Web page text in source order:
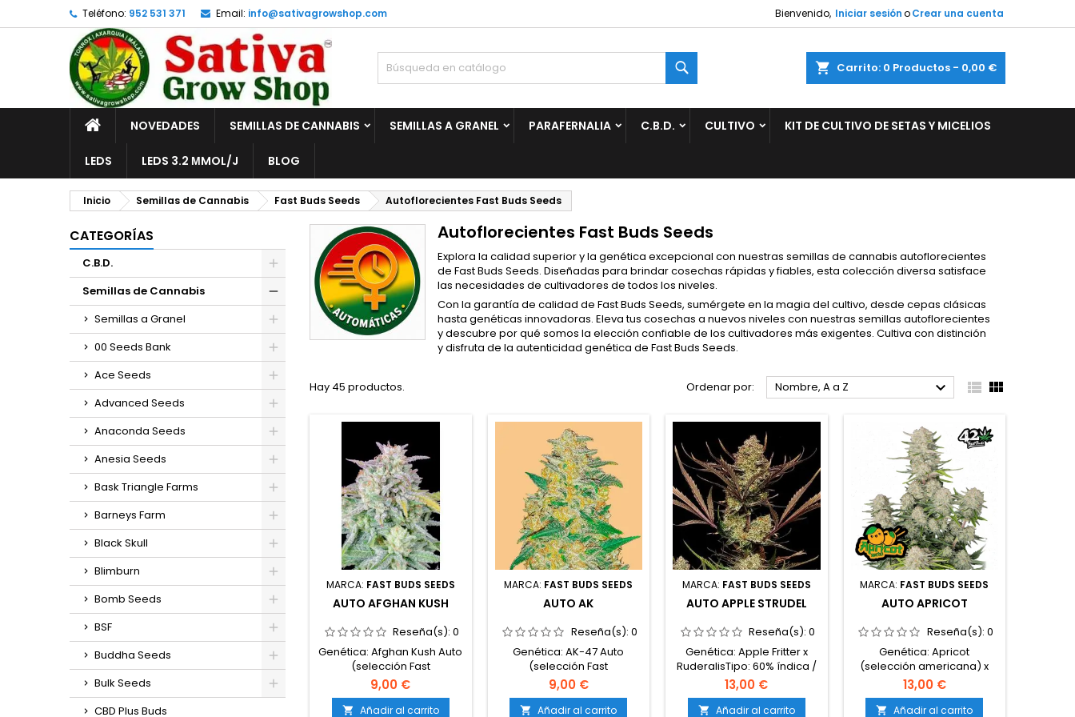
Teléfono: 952 531 371 Email: info@sativagrowshop.com Bienvenido, Iniciar sesiónoCrear una cuenta
Carrito 0 Productos - 0,00 €
INICIONOVEDADES SEMILLAS DE CANNABIS SEMILLAS A GRANEL PARAFERNALIA C.B.D. CULTIVO KIT DE CULTIVO DE SETAS Y MICELIOS
LEDS LEDS 3.2 ΜMOL/J BLOG
Inicio Semillas de Cannabis Fast Buds Seeds Autoflorecientes Fast Buds Seeds
CATEGORÍAS
C.B.D.
Semillas de Cannabis
Semillas a Granel
00 Seeds Bank
Ace Seeds
Advanced Seeds
Anaconda Seeds
Anesia Seeds
Bask Triangle Farms
Barneys Farm
Black Skull
Blimburn
Bomb Seeds
BSF
Buddha Seeds
Bulk Seeds
CBD Plus Buds
Autoflorecientes Fast Buds Seeds
Explora la calidad superior y la genética excepcional con nuestras semillas de cannabis autoflorecientes
de Fast Buds Seeds. Diseñadas para brindar cosechas rápidas y fiables, esta colección diversa satisface
las necesidades de cultivadores de todos los niveles.
Con la garantía de calidad de Fast Buds Seeds, sumérgete en la magia del cultivo, desde cepas clásicas
hasta genéticas innovadoras. Eleva tus cosechas a nuevos niveles con nuestras semillas autoflorecientes
y descubre por qué somos la elección confiable de los cultivadores más exigentes. Cultiva con distinción
y disfruta de la autenticidad genética de Fast Buds Seeds.
Hay 45 productos. Ordenar por: Nombre, A a Z   
MARCA: FAST BUDS SEEDS
AUTO AFGHAN KUSH
Reseña(s):0
Genética: Afghan Kush Auto
(selección Fast
Buds)Tipo: 85% índica / 15%
sativaContenido de
THC: 20-22%Ciclo
9,00 €
 Añadir al carrito
MARCA: FAST BUDS SEEDS
AUTO AK
Reseña(s): 0
Genética: AK-47 Auto
(selección Fast
Buds)Tipo: 65% sativa / 35%
índicaContenido de
THC: 19-21%Ciclo
9,00 €
 Añadir al carrito
MARCA: FAST BUDS SEEDS
AUTO APPLE STRUDEL
Reseña(s):0
Genética: Apple Fritter x
RuderalisTipo: 60% índica /
40% sativaContenido de
THC: 22-25%Ciclo
completo: 9-10 semanas
13,00 €
 Añadir al carrito
MARCA: FAST BUDS SEEDS
AUTO APRICOT
Reseña(s): 0
Genética: Apricot
(selección americana) x
RuderalisTipo: 55% índica /
45% sativaContenido de
THC: 20-24%Ciclo
13,00 €
 Añadir al carrito
Añadir a la lista de deseos
Crear nueva lista
((modalTitle))
((confirmMessage))
Crear lista de deseos
Cancelar Crear lista de deseos
Iniciar sesión
Debe iniciar sesión para guardar productos en su lista de deseos.